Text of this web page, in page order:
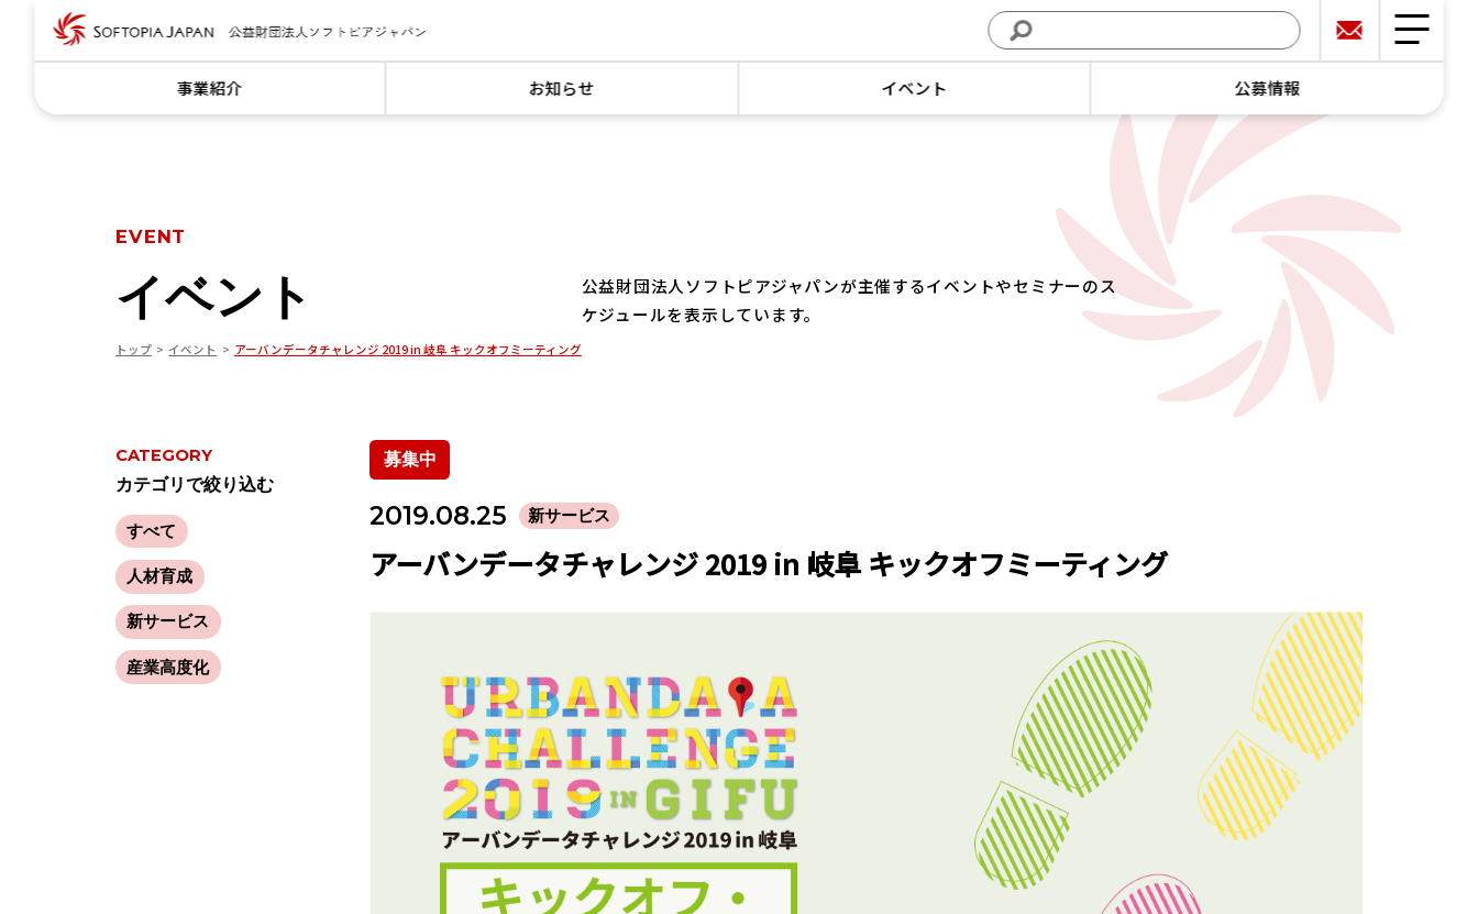
事業紹介 お知らせ イベント 公募情報
EVENT
イベント
トップ イベント アーバンデータチャレンジ 2019 in 岐阜 キックオフミーティング
公益財団法人ソフトピアジャパンが主催するイベントやセミナーのス
ケジュールを表示しています。
CATEGORY
カテゴリで絞り込む
すべて
人材育成
新サービス
産業高度化
募集中
2019.08.25 新サービス
アーバンデータチャレンジ 2019 in 岐阜 キックオフミーティング